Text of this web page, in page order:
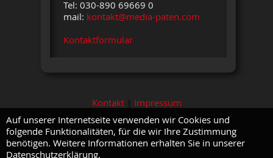
Tel: 030-890 69669 0
mail: kontakt@media-paten.com
Kontaktformular
Kontakt| Impressum
Auf unserer Internetseite verwenden wir Cookies und
folgende Funktionalitäten, für die wir Ihre Zustimmung
benötigen. Weitere Informationen erhalten Sie in unserer
Datenschutzerklärung.